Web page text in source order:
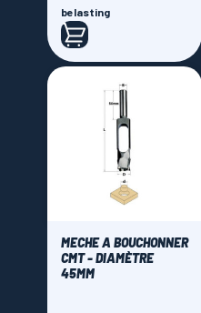
belasting
MECHE A BOUCHONNER
CMT - DIAMÈTRE
45MM